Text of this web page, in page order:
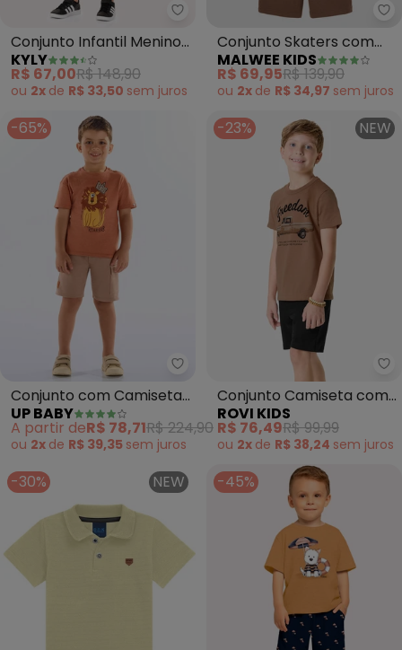
Kyly - Conjunto Infantil Menino
Conjunto Infantil Menino
Lettering (Marrom)
KYLY
R$ 67,00R$ 148,90
ou 2x de R$ 33,50 sem juros
Conjunto Skaters com
Moletinho (Marrom)
MALWEE KIDS
R$ 69,95R$ 139,90
ou 2x de R$ 34,97 sem juros
-65%
Up Baby - Conjunto com
Conjunto com Camiseta
e Bermuda (Marrom)
UP BABY
A partir deR$ 78,71R$ 224,90
ou 2x de R$ 39,35 sem juros
-23% NEW
Conjunto Camiseta com
Bermuda Infantil
(Marrom)
ROVI KIDS
R$ 76,49R$ 99,99
ou 2x de R$ 38,24 sem juros
-30% NEW -45%